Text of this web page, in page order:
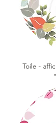
Toile -